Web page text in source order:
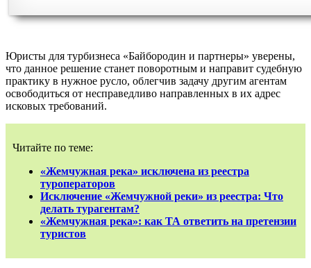
Юристы для турбизнеса «Байбородин и партнеры» уверены,
что данное решение станет поворотным и направит судебную
практику в нужное русло, облегчив задачу другим агентам
освободиться от несправедливо направленных в их адрес
исковых требований.
Читайте по теме:
«Жемчужная река» исключена из реестра
туроператоров
Исключение «Жемчужной реки» из реестра: Что
делать турагентам?
«Жемчужная река»: как ТА ответить на претензии
туристов